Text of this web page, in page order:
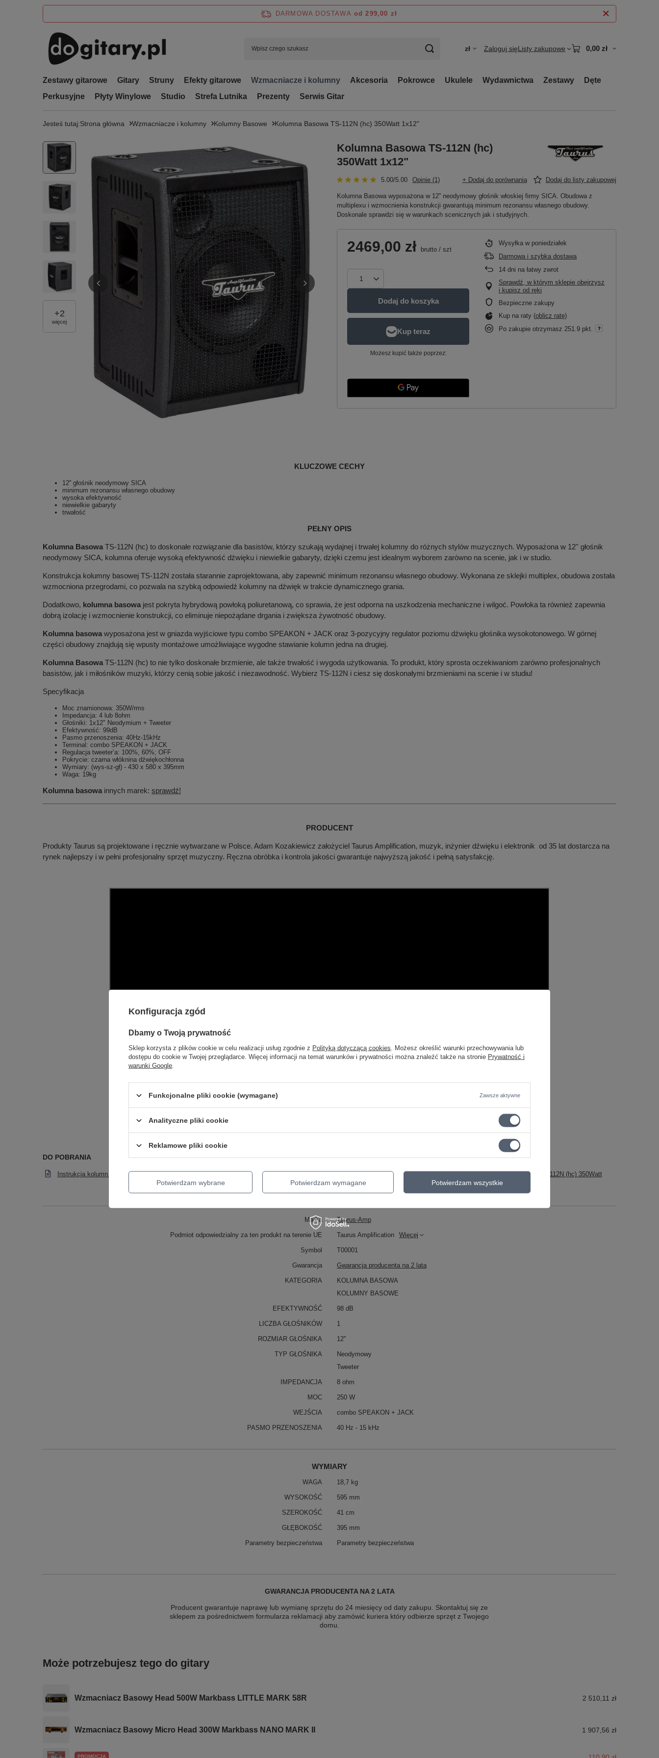
DARMOWA DOSTAWA od 299,00 zł
zł Zaloguj sięListy zakupowe 0,00 zł
Zestawy gitarowe Gitary Struny Efekty gitarowe Wzmacniacze i kolumny Akcesoria Pokrowce Ukulele Wydawnictwa Zestawy
Dęte
Perkusyjne
Płyty Winylowe Studio Strefa Lutnika Prezenty Serwis Gitar
Jesteś tutaj:Strona główna Wzmacniacze i kolumny Kolumny Basowe Kolumna Basowa TS-112N (hc) 350Watt 1x12"
+2
więcej
Kolumna Basowa TS-112N (hc)
350Watt 1x12"
5.00/5.00 Opinie (1) + Dodaj do porównania Dodaj do listy zakupowej
Kolumna Basowa wyposażona w 12'' neodymowy głośnik włoskiej firmy SICA. Obudowa z
multiplexu i wzmocnienia konstrukcji gwarantują minimum rezonansu własnego obudowy.
Doskonale sprawdzi się w warunkach scenicznych jak i studyjnych.
2469,00 zł brutto / szt
Dodaj do koszyka
Możesz kupić także poprzez:
Wysyłka w poniedziałek
Darmowa i szybka dostawa
14 dni na łatwy zwrot
Sprawdź, w którym sklepie obejrzysz
i kupisz od ręki
Bezpieczne zakupy
Kup na raty (oblicz ratę)
Po zakupie otrzymasz 251.9 pkt.
KLUCZOWE CECHY
12'' głośnik neodymowy SICA
minimum rezonansu własnego obudowy
wysoka efektywność
niewielkie gabaryty
trwałość
PEŁNY OPIS
Kolumna Basowa TS-112N (hc) to doskonałe rozwiązanie dla basistów, którzy szukają wydajnej i trwałej kolumny do różnych stylów muzycznych. Wyposażona w 12'' głośnik
neodymowy SICA, kolumna oferuje wysoką efektywność dźwięku i niewielkie gabaryty, dzięki czemu jest idealnym wyborem zarówno na scenie, jak i w studio.
Konstrukcja kolumny basowej TS-112N została starannie zaprojektowana, aby zapewnić minimum rezonansu własnego obudowy. Wykonana ze sklejki multiplex, obudowa została
wzmocniona przegrodami, co pozwala na szybką odpowiedź kolumny na dźwięk w trakcie dynamicznego grania.
Dodatkowo, kolumna basowa jest pokryta hybrydową powłoką poliuretanową, co sprawia, że jest odporna na uszkodzenia mechaniczne i wilgoć. Powłoka ta również zapewnia
dobrą izolację i wzmocnienie konstrukcji, co eliminuje niepożądane drgania i zwiększa żywotność obudowy.
Kolumna basowa wyposażona jest w gniazda wyjściowe typu combo SPEAKON + JACK oraz 3-pozycyjny regulator poziomu dźwięku głośnika wysokotonowego. W górnej
części obudowy znajdują się wpusty montażowe umożliwiające wygodne stawianie kolumn jedna na drugiej.
Kolumna Basowa TS-112N (hc) to nie tylko doskonałe brzmienie, ale także trwałość i wygoda użytkowania. To produkt, który sprosta oczekiwaniom zarówno profesjonalnych
basistów, jak i miłośników muzyki, którzy cenią sobie jakość i niezawodność. Wybierz TS-112N i ciesz się doskonałymi brzmieniami na scenie i w studiu!
Specyfikacja
Moc znamionowa: 350W/rms
Impedancja: 4 lub 8ohm
Głośniki: 1x12" Neodymium + Tweeter
Efektywność: 99dB
Pasmo przenoszenia: 40Hz-15kHz
Terminal: combo SPEAKON + JACK
Regulacja tweeter’a: 100%, 60%; OFF
Pokrycie: czarna włóknina dźwiękochłonna
Wymiary: (wys-sz-gł) - 430 x 580 x 395mm
Waga: 19kg
Kolumna basowa innych marek: sprawdź!
PRODUCENT
Produkty Taurus są projektowane i ręcznie wytwarzane w Polsce. Adam Kozakiewicz założyciel Taurus Amplification, muzyk, inżynier dźwięku i elektronik od 35 lat dostarcza na
rynek najlepszy i w pełni profesjonalny sprzęt muzyczny. Ręczna obróbka i kontrola jakości gwarantuje najwyższą jakość i pełną satysfakcję.
DO POBRANIA
Instrukcja kolumn Slim Line.pdf Instrukcja kolumn Slim Line.pdf
Kolumna Basowa TS-112N (hc) 350Watt
1x12.pdf
Kolumna Basowa TS-112N (hc) 350Watt
1x12.pdf
Marka Taurus-Amp
Podmiot odpowiedzialny za ten produkt na terenie UE Taurus Amplification Więcej
Symbol T00001
Gwarancja Gwarancja producenta na 2 lata
KATEGORIA
KOLUMNA BASOWA
KOLUMNY BASOWE
EFEKTYWNOŚĆ 98 dB
LICZBA GŁOŚNIKÓW 1
ROZMIAR GŁOŚNIKA 12''
TYP GŁOŚNIKA
Neodymowy
Tweeter
IMPEDANCJA 8 ohm
MOC 250 W
WEJŚCIA combo SPEAKON + JACK
PASMO PRZENOSZENIA 40 Hz - 15 kHz
WYMIARY
WAGA 18,7 kg
WYSOKOŚĆ 595 mm
SZEROKOŚĆ 41 cm
GŁĘBOKOŚĆ 395 mm
Parametry bezpieczeństwa Parametry bezpieczeństwa
GWARANCJA PRODUCENTA NA 2 LATA
Producent gwarantuje naprawę lub wymianę sprzętu do 24 miesięcy od daty zakupu. Skontaktuj się ze
sklepem za pośrednictwem formularza reklamacji aby zamówić kuriera który odbierze sprzęt z Twojego
domu.
Może potrzebujesz tego do gitary
Wzmacniacz Basowy Head 500W Markbass LITTLE MARK 58R 2 510,11 zł
Wzmacniacz Basowy Micro Head 300W Markbass NANO MARK II 1 907,56 zł
PROMOCJA
Konfiguracja zgód
Dbamy o Twoją prywatność
Sklep korzysta z plików cookie w celu realizacji usług zgodnie z Polityką dotyczącą cookies . Możesz określić warunki przechowywania lub
dostępu do cookie w Twojej przeglądarce. Więcej informacji na temat warunków i prywatności można znaleźć także na stronie Prywatność i
warunki Google
Funkcjonalne pliki cookie (wymagane) Zawsze aktywne
Analityczne pliki cookie
Reklamowe pliki cookie
Potwierdzam wybrane Potwierdzam wymagane Potwierdzam wszystkie